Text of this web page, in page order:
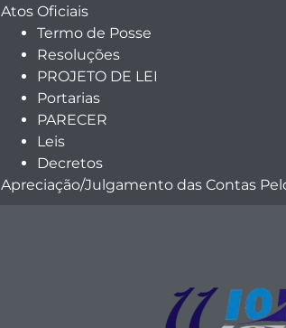
Atos Oficiais
Termo de Posse
Resoluções
PROJETO DE LEI
Portarias
PARECER
Leis
Decretos
Apreciação/Julgamento das Contas